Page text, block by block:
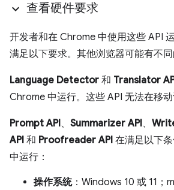
查看硬件要求
开发者和在 Chrome 中使用这些 API
满足以下要求。其他浏览器可能有不同
Language Detector 和 Translator
Chrome 中运行。这些 API 无法在移动
Prompt API、 Summarizer API、
API 和 Proofreader API 在满足以下
中运行：
操作系统：Windows 10 或 11；